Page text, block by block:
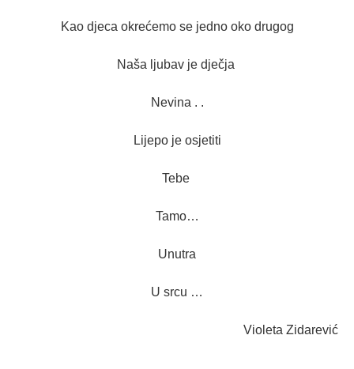
Kao djeca okrećemo se jedno oko drugog
Naša ljubav je dječja
Nevina . .
Lijepo je osjetiti
Tebe
Tamo…
Unutra
U srcu …
Violeta Zidarević